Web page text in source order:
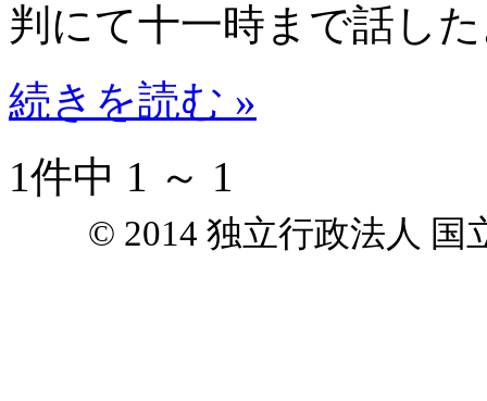
判にて十一時まで話し
続きを読む »
1件中 1 ～ 1
© 2014 独立行政法人 国